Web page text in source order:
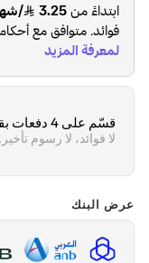
قسّم على 4 دفعات بقيمة
لا فوائد، لا رسوم تأخير.
عرض البنك